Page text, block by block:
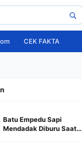
CEK FAKTA
Batu Empedu Sapi
Mendadak Diburu Saat